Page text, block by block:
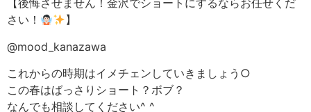
【後悔させません！金沢でショートにするならお任せくだ
さい！
】
@mood_kanazawa
これからの時期はイメチェンしていきましょう○
この春はばっさりショート？ボブ？
なんでも相談してください^ ^